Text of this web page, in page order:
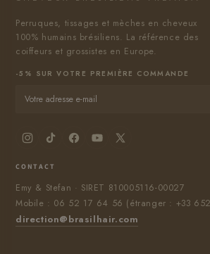
Perruques, tissages et mèches en cheveux
100% humains brésiliens. La référence des
coiffeurs et grossistes en Europe.
-5% SUR VOTRE PREMIÈRE COMMANDE
CONTACT
Emy & Stefan · SIRET 810005116-00027
Mobile : 06 52 17 64 56 (étranger : +33
direction@brasilhair.com